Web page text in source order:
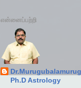
என்னைப்பற்றி
Ph.D Astrology